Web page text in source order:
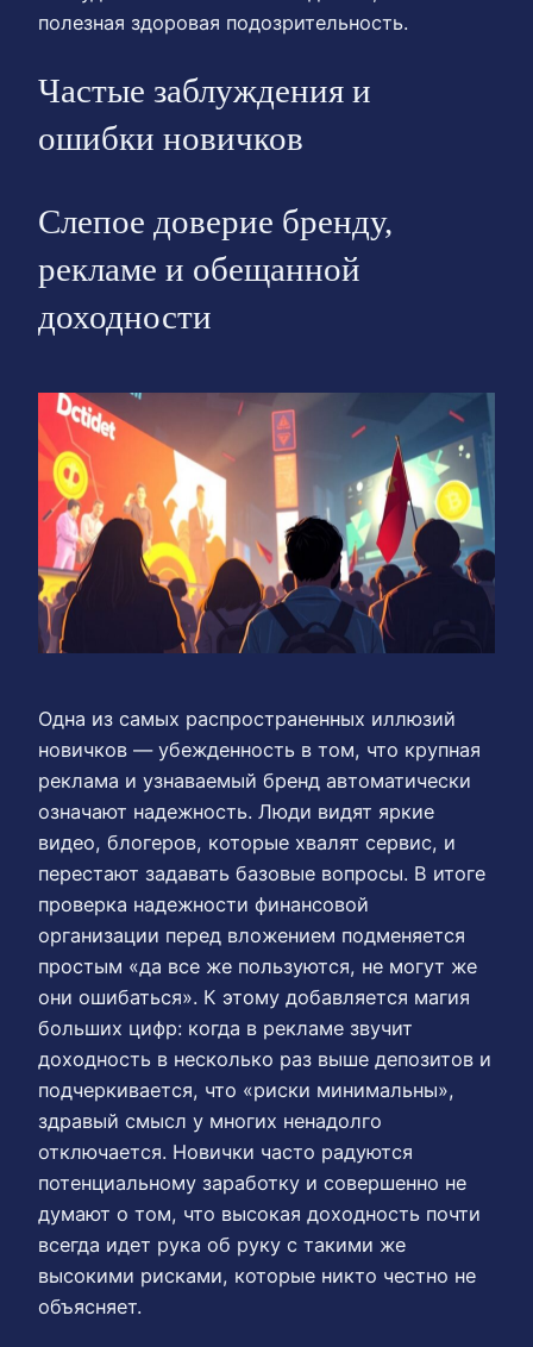
полезная здоровая подозрительность.
Частые заблуждения и
ошибки новичков
Слепое доверие бренду,
рекламе и обещанной
доходности
Одна из самых распространенных иллюзий
новичков — убежденность в том, что крупная
реклама и узнаваемый бренд автоматически
означают надежность. Люди видят яркие
видео, блогеров, которые хвалят сервис, и
перестают задавать базовые вопросы. В итоге
проверка надежности финансовой
организации перед вложением подменяется
простым «да все же пользуются, не могут же
они ошибаться». К этому добавляется магия
больших цифр: когда в рекламе звучит
доходность в несколько раз выше депозитов и
подчеркивается, что «риски минимальны»,
здравый смысл у многих ненадолго
отключается. Новички часто радуются
потенциальному заработку и совершенно не
думают о том, что высокая доходность почти
всегда идет рука об руку с такими же
высокими рисками, которые никто честно не
объясняет.